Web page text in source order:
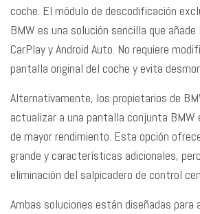
coche. El módulo de descodificación
BMW es una solución sencilla que
CarPlay y Android Auto. No requiere
pantalla original del coche y evita
Alternativamente, los propietarios de
actualizar a una pantalla conjunta BMW
de mayor rendimiento. Esta opción
grande y características adicionales,
eliminación del salpicadero de control
Ambas soluciones están diseñadas para